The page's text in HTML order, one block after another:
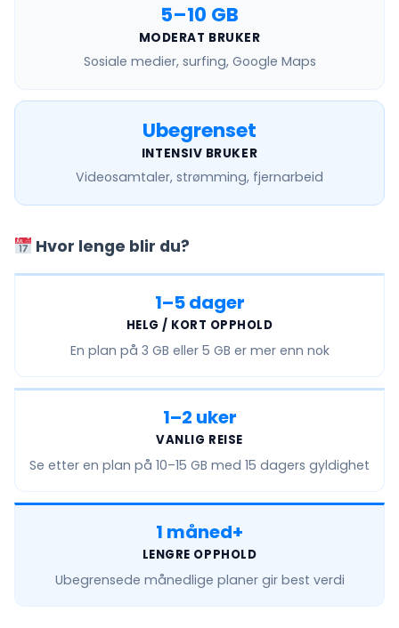
5–10 GB
MODERAT BRUKER
Sosiale medier, surfing, Google Maps
Ubegrenset
INTENSIV BRUKER
Videosamtaler, strømming, fjernarbeid
Hvor lenge blir du?
1–5 dager
HELG / KORT OPPHOLD
En plan på 3 GB eller 5 GB er mer enn nok
1–2 uker
VANLIG REISE
Se etter en plan på 10–15 GB med 15 dagers gyldighet
1 måned+
LENGRE OPPHOLD
Ubegrensede månedlige planer gir best verdi